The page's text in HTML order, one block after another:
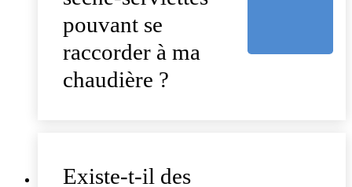
pouvant se
raccorder à ma
chaudière ?
Existe-t-il des